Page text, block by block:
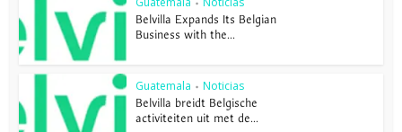
Belvilla Expands Its Belgian
Business with the...
Guatemala • Noticias
Belvilla breidt Belgische
activiteiten uit met de...